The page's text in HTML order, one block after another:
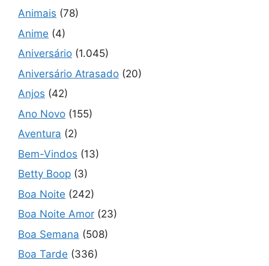
Animais (78)
Anime (4)
Aniversário (1.045)
Aniversário Atrasado (20)
Anjos (42)
Ano Novo (155)
Aventura (2)
Bem-Vindos (13)
Betty Boop (3)
Boa Noite (242)
Boa Noite Amor (23)
Boa Semana (508)
Boa Tarde (336)